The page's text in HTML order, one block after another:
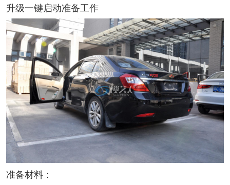
升级一键启动准备工作
准备材料：